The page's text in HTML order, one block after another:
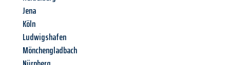
Jena
Köln
Ludwigshafen
Mönchengladbach